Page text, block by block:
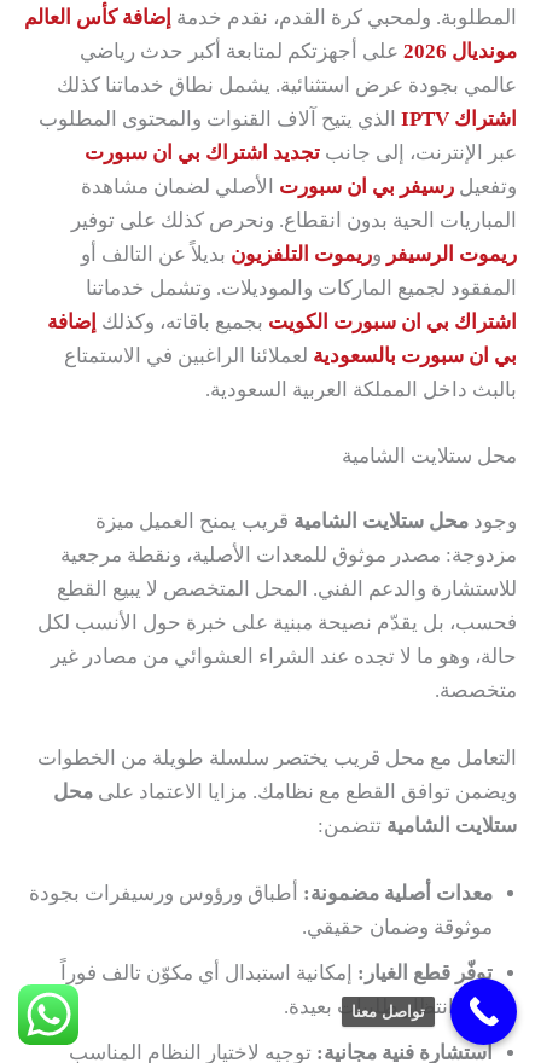
المطلوبة. ولمحبي كرة القدم، نقدم خدمة إضافة كأس العالم
مونديال 2026
على أجهزتكم لمتابعة أكبر حدث رياضي
عالمي بجودة عرض استثنائية. يشمل نطاق خدماتنا كذلك
اشتراك IPTV
الذي يتيح آلاف القنوات والمحتوى المطلوب
عبر الإنترنت، إلى جانب تجديد اشتراك بي ان سبورت
وتفعيل رسيفر بي ان سبورت الأصلي لضمان مشاهدة
المباريات الحية بدون انقطاع. ونحرص كذلك على توفير
ريموت الرسيفر وريموت التلفزيون بديلاً عن التالف أو
المفقود لجميع الماركات والموديلات. وتشمل خدماتنا
اشتراك بي ان سبورت الكويت بجميع باقاته، وكذلك إضافة
بي ان سبورت بالسعودية لعملائنا الراغبين في الاستمتاع
بالبث داخل المملكة العربية السعودية.
محل ستلايت الشامية
وجود محل ستلايت الشامية قريب يمنح العميل ميزة
مزدوجة: مصدر موثوق للمعدات الأصلية، ونقطة مرجعية
للاستشارة والدعم الفني. المحل المتخصص لا يبيع القطع
فحسب، بل يقدّم نصيحة مبنية على خبرة حول الأنسب لكل
حالة، وهو ما لا تجده عند الشراء العشوائي من مصادر غير
متخصصة.
التعامل مع محل قريب يختصر سلسلة طويلة من الخطوات
ويضمن توافق القطع مع نظامك. مزايا الاعتماد على محل
ستلايت الشامية تتضمن:
معدات أصلية مضمونة: أطباق ورؤوس ورسيفرات بجودة
موثوقة وضمان حقيقي.
توفّر قطع الغيار: إمكانية استبدال أي مكوّن تالف فوراً
دون انتظار طلبيات بعيدة.
استشارة فنية مجانية: توجيه لاختيار النظام المناسب
تواصل معنا